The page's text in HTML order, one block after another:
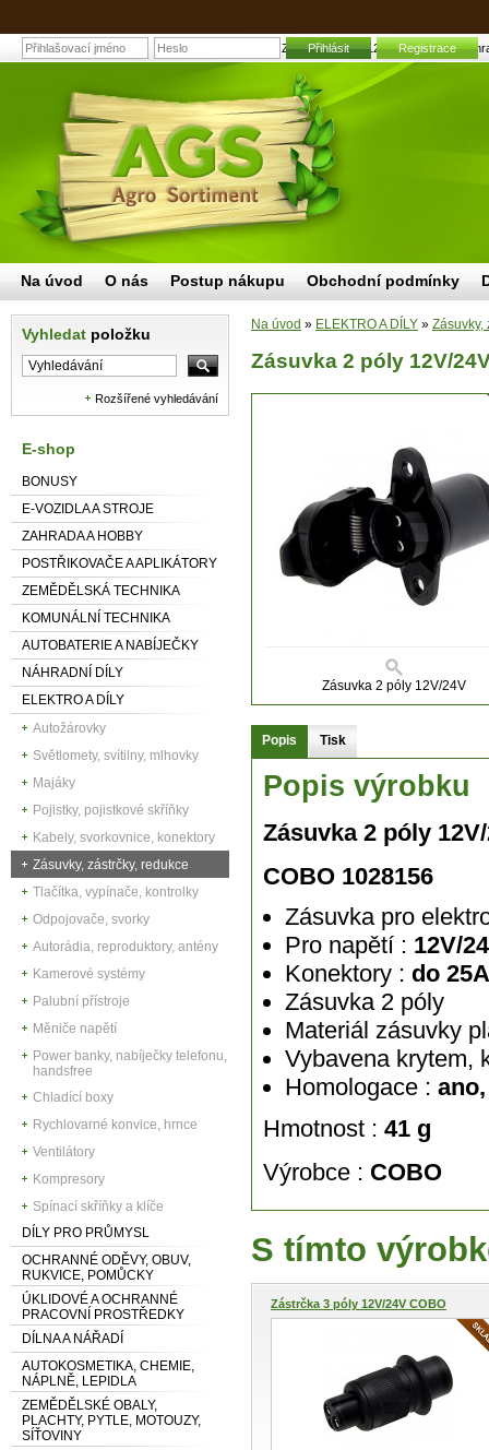
Zásuvka 2 póly 12V/24V COBO |
Přihlásit Registrace
Vyhledat položku
Rozšířené vyhledávání
E-shop
BONUSY
E-VOZIDLA A STROJE
ZAHRADA A HOBBY
POSTŘIKOVAČE A APLIKÁTORY
ZEMĚDĚLSKÁ TECHNIKA
KOMUNÁLNÍ TECHNIKA
AUTOBATERIE A NABÍJEČKY
NÁHRADNÍ DÍLY
ELEKTRO A DÍLY
Autožárovky
Světlomety, svítilny, mlhovky
Majáky
Pojistky, pojistkové skříňky
Kabely, svorkovnice, konektory
Zásuvky, zástrčky, redukce
Tlačítka, vypínače, kontrolky
Odpojovače, svorky
Autorádia, reproduktory, antény
Kamerové systémy
Palubní přístroje
Měniče napětí
Power banky, nabíječky telefonu,
handsfree
Chladící boxy
Rychlovarné konvice, hrnce
Ventilátory
Kompresory
Spínací skříňky a klíče
DÍLY PRO PRŮMYSL
OCHRANNÉ ODĚVY, OBUV,
RUKVICE, POMŮCKY
ÚKLIDOVÉ A OCHRANNÉ
PRACOVNÍ PROSTŘEDKY
DÍLNA A NÁŘADÍ
AUTOKOSMETIKA, CHEMIE,
NÁPLNĚ, LEPIDLA
ZEMĚDĚLSKÉ OBALY,
PLACHTY, PYTLE, MOTOUZY,
SÍŤOVINY
Na úvod » ELEKTRO A DÍLY » Zásuvky,
Zásuvka 2 póly 12V/
Zásuvka 2 póly 12V/24V
Popis Tisk
Popis výrobku
Zásuvka 2 póly
COBO 1028156
Zásuvka pro
Pro napětí : 12V/
Konektory : do
Zásuvka 2 póly
Materiál zásuvky
Vybavena krytem,
Homologace :
Hmotnost : 41 g
Výrobce : COBO
S tímto
Zástrčka 3 póly 12V/24V COBO
Na úvod O nás Postup nákupu Obchodní podmínky